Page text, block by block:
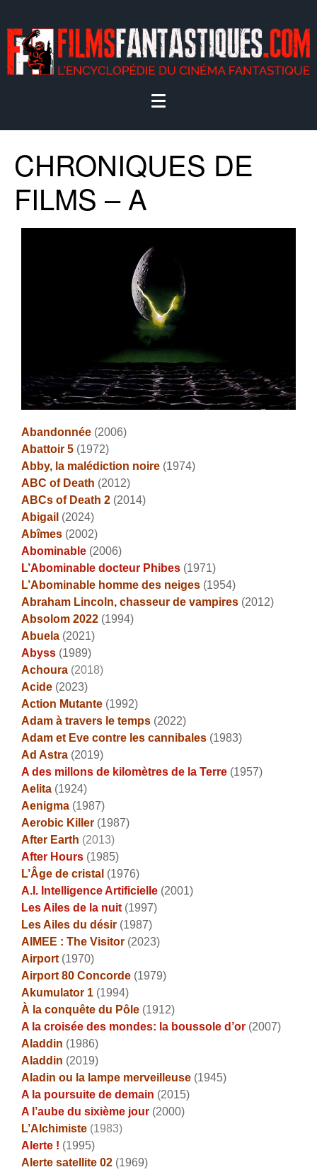
CHRONIQUES DE
FILMS – A
Abandonnée (2006)
Abattoir 5 (1972)
Abby, la malédiction noire (1974)
ABC of Death (2012)
ABCs of Death 2 (2014)
Abigail (2024)
Abîmes (2002)
Abominable (2006)
L’Abominable docteur Phibes (1971)
L’Abominable homme des neiges (1954)
Abraham Lincoln, chasseur de vampires (2012)
Absolom 2022 (1994)
Abuela (2021)
Abyss (1989)
Achoura (2018)
Acide (2023)
Action Mutante (1992)
Adam à travers le temps (2022)
Adam et Eve contre les cannibales (1983)
Ad Astra (2019)
A des millons de kilomètres de la Terre (1957)
Aelita (1924)
Aenigma (1987)
Aerobic Killer (1987)
After Earth (2013)
After Hours (1985)
L’Âge de cristal (1976)
A.I. Intelligence Artificielle (2001)
Les Ailes de la nuit (1997)
Les Ailes du désir (1987)
AIMEE : The Visitor (2023)
Airport (1970)
Airport 80 Concorde (1979)
Akumulator 1 (1994)
À la conquête du Pôle (1912)
A la croisée des mondes: la boussole d’or (2007)
Aladdin (1986)
Aladdin (2019)
Aladin ou la lampe merveilleuse (1945)
A la poursuite de demain (2015)
A l’aube du sixième jour (2000)
L’Alchimiste (1983)
Alerte ! (1995)
Alerte satellite 02 (1969)